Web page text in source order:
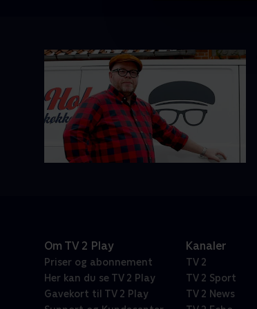
Om TV 2 Play
Priser og abonnement
Her kan du se TV 2 Play
Gavekort til TV 2 Play
Kanaler
TV 2
TV 2 Sport
TV 2 News